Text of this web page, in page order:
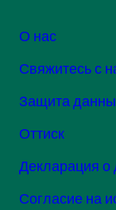
О нас
Свяжитесь с
Защита
Оттиск
Декларация о
Согласие на